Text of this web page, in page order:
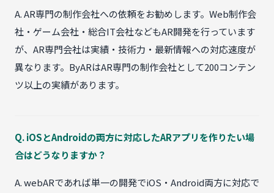
A. AR専門の制作会社への依頼をお勧めします。Web制作会
社・ゲーム会社・総合IT会社などもAR開発を行っています
が、AR専門会社は実績・技術力・最新情報への対応速度が
異なります。ByARはAR専門の制作会社として200コンテン
ツ以上の実績があります。
Q. iOSとAndroidの両方に対応したARアプリを作りたい場
合はどうなりますか？
A. webARであれば単一の開発でiOS・Android両方に対応で